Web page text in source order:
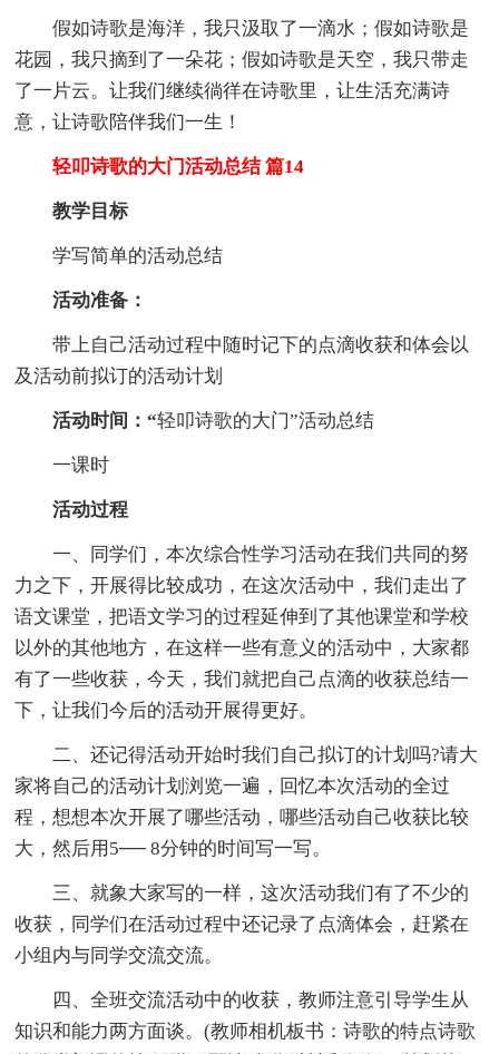
假如诗歌是海洋，我只汲取了一滴水；假如诗歌是
花园，我只摘到了一朵花；假如诗歌是天空，我只带走
了一片云。让我们继续徜徉在诗歌里，让生活充满诗
意，让诗歌陪伴我们一生！
轻叩诗歌的大门活动总结 篇14
教学目标
学写简单的活动总结
活动准备：
带上自己活动过程中随时记下的点滴收获和体会以
及活动前拟订的活动计划
活动时间：“轻叩诗歌的大门”活动总结
一课时
活动过程
一、同学们，本次综合性学习活动在我们共同的努
力之下，开展得比较成功，在这次活动中，我们走出了
语文课堂，把语文学习的过程延伸到了其他课堂和学校
以外的其他地方，在这样一些有意义的活动中，大家都
有了一些收获，今天，我们就把自己点滴的收获总结一
下，让我们今后的活动开展得更好。
二、还记得活动开始时我们自己拟订的计划吗?请大
家将自己的活动计划浏览一遍，回忆本次活动的全过
程，想想本次开展了哪些活动，哪些活动自己收获比较
大，然后用5── 8分钟的时间写一写。
三、就象大家写的一样，这次活动我们有了不少的
收获，同学们在活动过程中还记录了点滴体会，赶紧在
小组内与同学交流交流。
四、全班交流活动中的收获，教师注意引导学生从
知识和能力两方面谈。(教师相机板书：诗歌的特点诗歌